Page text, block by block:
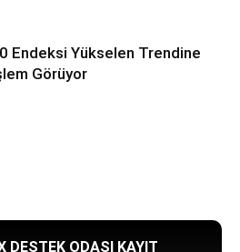
Endeksi Yükselen Trendine
Görüyor
DESTEK ODASI KAYIT